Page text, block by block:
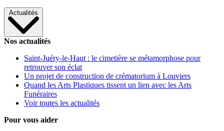
Actualités
Nos actualités
Saint-Juéry-le-Haut : le cimetière se métamorphose pour
retrouver son éclat
Un projet de construction de crématorium à Louviers
Quand les Arts Plastiques tissent un lien avec les Arts
Funéraires
Voir toutes les actualités
Pour vous aider